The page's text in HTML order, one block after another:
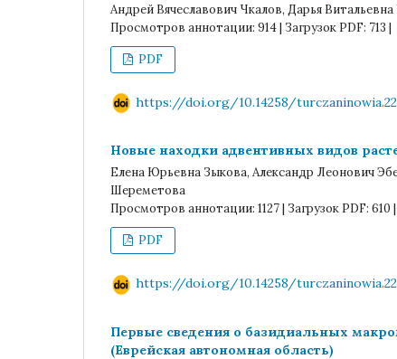
Андрей Вячеславович Чкалов, Дарья
Просмотров аннотации: 914 | Загрузок PDF: 713 |
PDF
https://doi.org/10.14258/
Новые находки адвентивных видов
Елена Юрьевна Зыкова, Александр Леонович
Шереметова
Просмотров аннотации: 1127 | Загрузок PDF: 610 |
PDF
https://doi.org/10.14258/
Первые сведения о базидиальных
(Еврейская автономная область)